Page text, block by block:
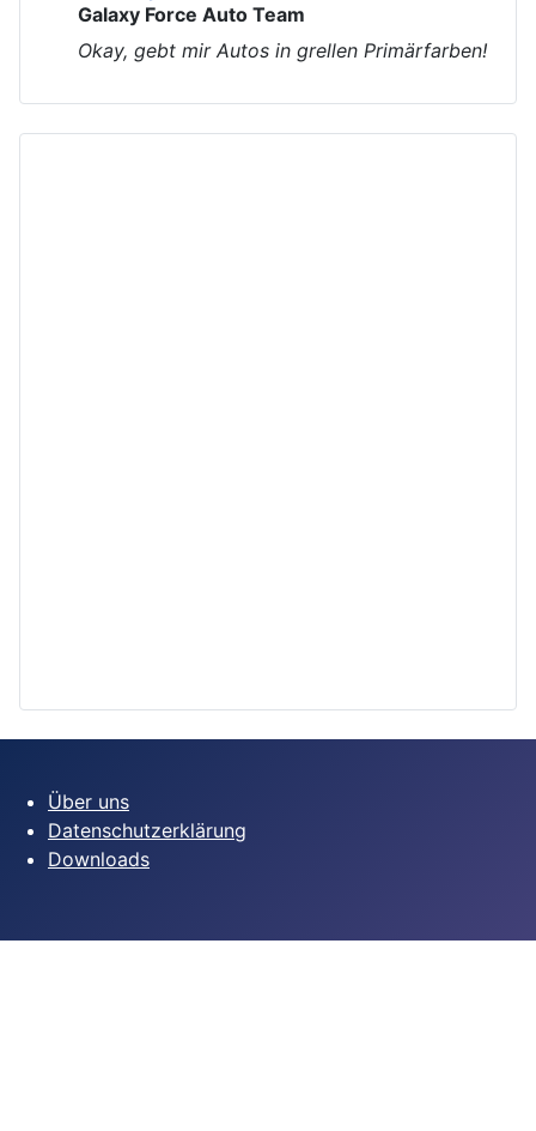
Galaxy Force Auto Team
Okay, gebt mir Autos in grellen Primärfarben!
Über uns
Datenschutzerklärung
Downloads